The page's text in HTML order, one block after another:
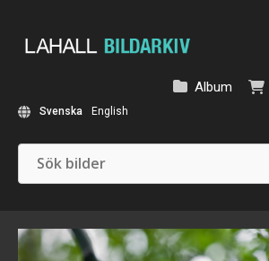
Album
Svenska English